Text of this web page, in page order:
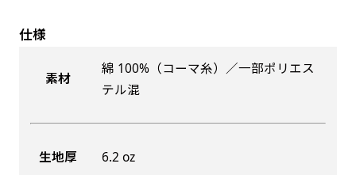
仕様
素材
綿 100%（コーマ糸）／一部ポリエス
テル混
生地厚 6.2 oz
吊り下げ旗(30x42)
掛け軸のように吊り下げ式にします。上部に棒袋
際の装飾などにとてもお役立ち！
吊り下げ旗(42x30)
掛け軸のように吊り下げ式にします。上部に棒袋
際の装飾などにとてもお役立ち！